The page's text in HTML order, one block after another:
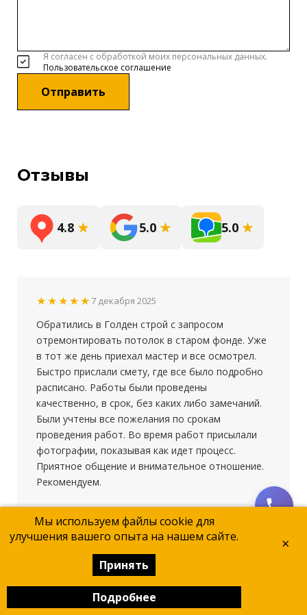
Я согласен с обработкой моих персональных данных.
Пользовательское соглашение
Отправить
Отзывы
4.8 ★ 5.0 ★ 5.0 ★
★★★★★ 7 декабря 2025
Обратились в Голден строй с запросом
отремонтировать потолок в старом фонде. Уже
в тот же день приехал мастер и все осмотрел.
Быстро прислали смету, где все было подробно
расписано. Работы были проведены
качественно, в срок, без каких либо замечаний.
Были учтены все пожелания по срокам
проведения работ. Во время работ присылали
фотографии, показывая как идет процесс.
Приятное общение и внимательное отношение.
Рекомендуем.
★★★★★15 ноября 2025
Заказывали в «Голден Строй» ремонт в двушке
после покупки. Цена и сроки в договоре не
менялись, что сразу расположило. Команда
Мы используем файлы cookie для
улучшения вашего опыта на нашем сайте.
Принять
Подробнее
×